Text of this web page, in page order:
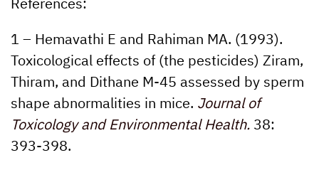
1 – Hemavathi E and Rahiman MA. (1993).
Toxicological effects of (the pesticides) Ziram,
Thiram, and Dithane M-45 assessed by sperm
shape abnormalities in mice. Journal of
Toxicology and Environmental Health. 38:
393-398.